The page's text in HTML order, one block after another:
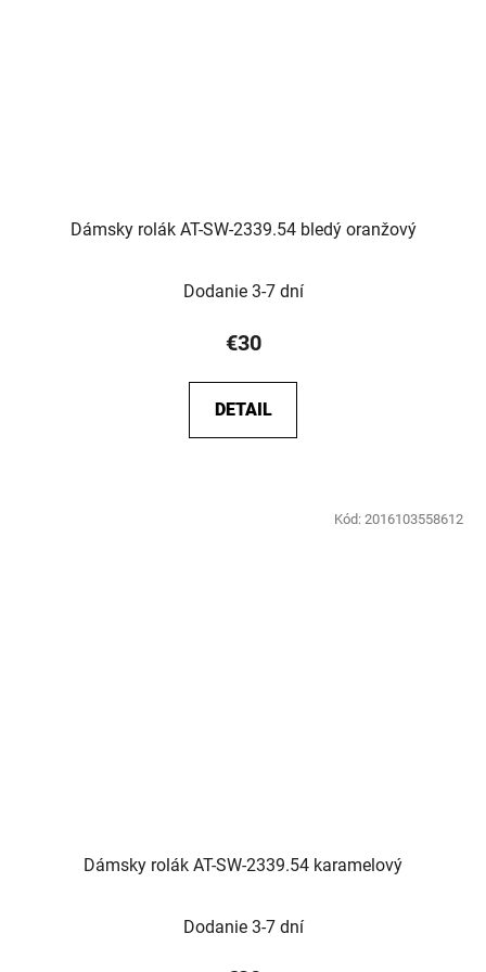
Dámsky rolák AT-SW-2339.54 bledý oranžový
Dodanie 3-7 dní
€30
DETAIL
Dámsky rolák AT-SW-2339.54 karamelový
Dodanie 3-7 dní
Kód: 2016103558612